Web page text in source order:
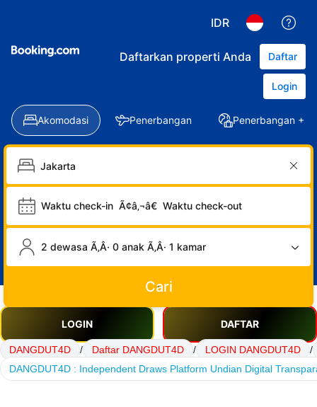
IDR
Daftarkan properti Anda Daftar
Login
Akomodasi Penerbangan Penerbangan +
Waktu check-in Ã¢â‚¬â€ Waktu check-out
2 dewasa Ã‚Â· 0 anak Ã‚Â· 1 kamar
Cari
LOGIN DAFTAR
DANGDUT4D / Daftar DANGDUT4D / LOGIN DANGDUT4D
/
DANGDUT4D : Independent Draws Platform Undian Digital